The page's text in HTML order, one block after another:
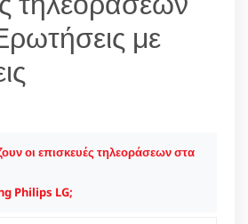
με
οι επισκευές τηλεοράσεων στα
Philips LG;